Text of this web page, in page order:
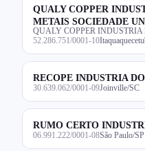
QUALY COPPER
METAIS SOCIEDADE
QUALY COPPER INDUSTRIA
52.286.751/0001-10
RECOPE INDUSTRIA
30.639.062/0001-09Joinville/SC
RUMO CERTO
06.991.222/0001-08São Paulo/SP